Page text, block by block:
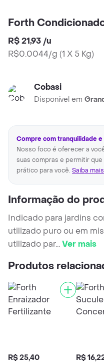
Forth
R$ 21,93 /u
R$0.0044/g (1 X 5 Kg)
Cobasi
Disponível em
Compre com tranquilidade e
Nosso foco é oferecer a
suas compras e permitir
prático para você. Saiba
Informação do
Indicado para jardins
utilizado puro ou em
utilizado par...Ver mais
Produtos
R$ 25,40 R$